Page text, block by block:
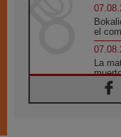
el
La